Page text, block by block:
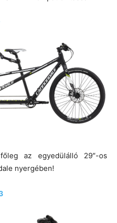
az egyedülálló 29″-os
nyergében!